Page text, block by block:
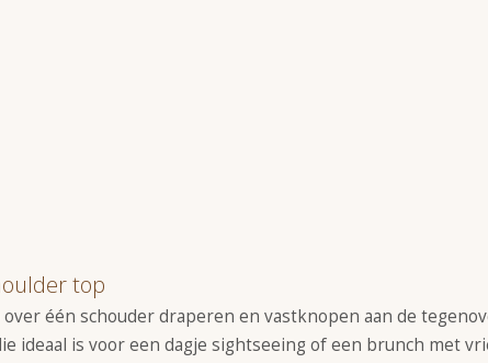
top
één schouder draperen en vastknopen aan de
ideaal is voor een dagje sightseeing of een brunch met